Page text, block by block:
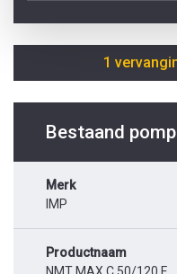
1
Bestaand
Merk
IMP
Productnaam